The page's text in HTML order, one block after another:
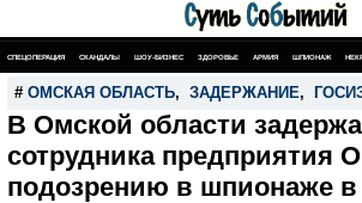
СПЕЦОПЕРАЦИЯ СКАНДАЛЫ ШОУ-БИЗНЕС ЗДОРОВЬЕ АРМИЯ ШПИОНАЖ
# ОМСКАЯ ОБЛАСТЬ, ЗАДЕРЖАНИЕ,
В Омской области
сотрудника предприятия
подозрению в шпионаже в